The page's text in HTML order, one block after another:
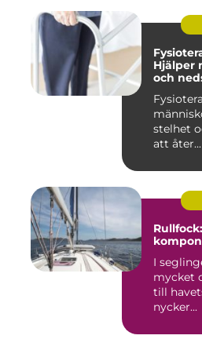
Hjälper
och
stelhet
att åter...
I
mycket
till
nycker...